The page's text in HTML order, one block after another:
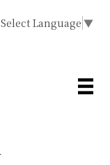
Select Language ▼